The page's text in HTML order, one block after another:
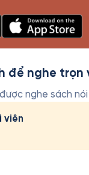
để nghe trọn
nghe sách
viên